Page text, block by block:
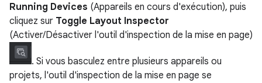
Running Devices (Appareils en cours d'exécution), puis
cliquez sur Toggle Layout Inspector
(Activer/Désactiver l'outil d'inspection de la mise en page)
. Si vous basculez entre plusieurs appareils ou
projets, l'outil d'inspection de la mise en page se